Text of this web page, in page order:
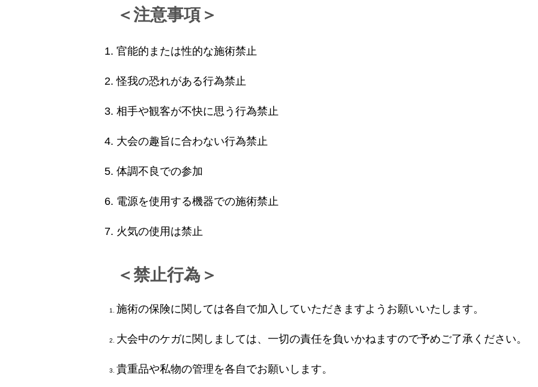
＜注意事項＞
官能的または性的な施術禁止
怪我の恐れがある行為禁止
相手や観客が不快に思う行為禁止
大会の趣旨に合わない行為禁止
体調不良での参加
電源を使用する機器での施術禁止
火気の使用は禁止
＜禁止行為＞
施術の保険に関しては各自で加入していただきますようお願いいたします。
大会中のケガに関しましては、一切の責任を負いかねますので予めご了承ください。
貴重品や私物の管理を各自でお願いします。